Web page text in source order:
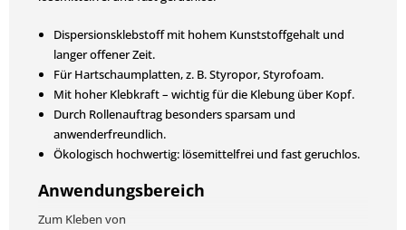
Dispersionsklebstoff mit hohem Kunststoffgehalt und
langer offener Zeit.
Für Hartschaumplatten, z. B. Styropor, Styrofoam.
Mit hoher Klebkraft – wichtig für die Klebung über Kopf.
Durch Rollenauftrag besonders sparsam und
anwenderfreundlich.
Ökologisch hochwertig: lösemittelfrei und fast geruchlos.
Anwendungsbereich
Zum Kleben von